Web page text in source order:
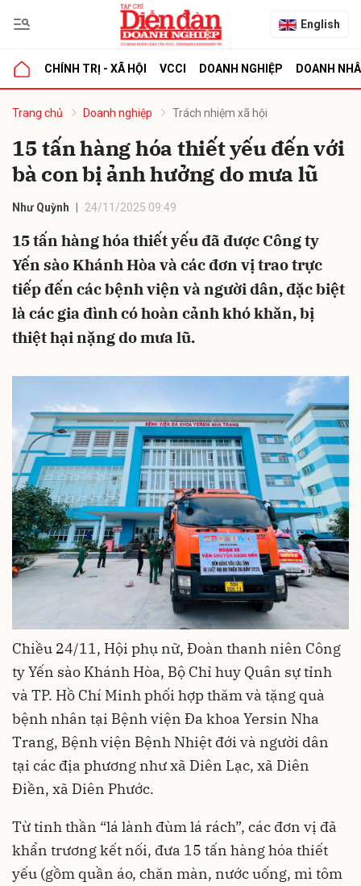
English
CHÍNH TRỊ - XÃ HỘI VCCI DOANH NGHIỆP DOANH
Trang chủ Doanh nghiệp Trách nhiệm xã hội
15 tấn hàng hóa thiết yếu đến với
bà con bị ảnh hưởng do mưa lũ
Như Quỳnh 24/11/2025 09:49
15 tấn hàng hóa thiết yếu đã được Công ty
Yến sào Khánh Hòa và các đơn vị trao trực
tiếp đến các bệnh viện và người dân, đặc biệt
là các gia đình có hoàn cảnh khó khăn, bị
thiệt hại nặng do mưa lũ.
Chiều 24/11, Hội phụ nữ, Đoàn thanh niên Công
ty Yến sào Khánh Hòa, Bộ Chỉ huy Quân sự tỉnh
và TP. Hồ Chí Minh phối hợp thăm và tặng quà
bệnh nhân tại Bệnh viện Đa khoa Yersin Nha
Trang, Bệnh viện Bệnh Nhiệt đới và người dân
tại các địa phương như xã Diên Lạc, xã Diên
Điền, xã Diên Phước.
Từ tinh thần “lá lành đùm lá rách”, các đơn vị đã
khẩn trương kết nối, đưa 15 tấn hàng hóa thiết
yếu (gồm quần áo, chăn màn, nước uống, mì tôm
luận
Hủy